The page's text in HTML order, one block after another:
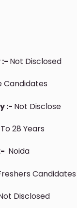
:- Not Disclosed
Candidates
:- Not Disclose
To 28 Years
Noida
Candidates
Disclosed